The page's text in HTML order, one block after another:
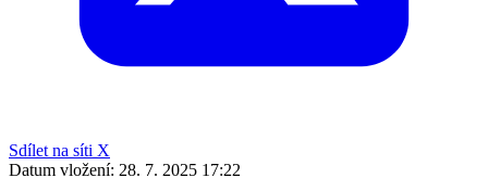
Sdílet na síti X
Datum vložení: 28. 7. 2025 17:22